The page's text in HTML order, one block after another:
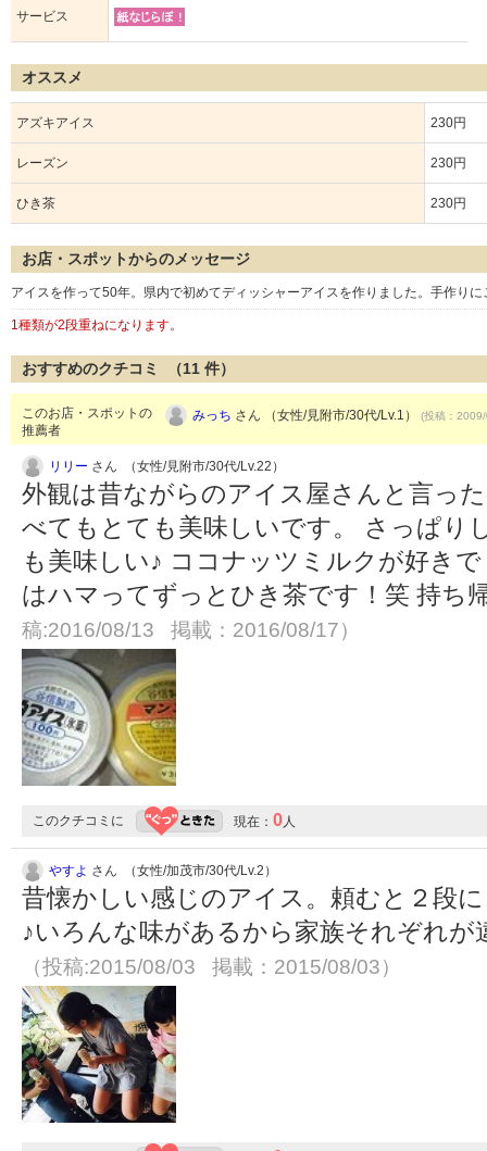
サービス
オススメ
アズキアイス 230円
レーズン 230円
ひき茶 230円
お店・スポットからのメッセージ
アイスを作って50年。県内で初めてディッシャーアイスを作りました。手作り
1種類が2段重ねになります。
おすすめのクチコミ （11 件）
このお店・スポットの
推薦者
みっち さん （女性/見附市/30代/Lv.1） (投稿：
リリー さん （女性/見附市/30代/Lv.22）
外観は昔ながらのアイス屋さんと言っ
べてもとても美味しいです。 さっぱり
も美味しい♪ ココナッツミルクが好き
はハマってずっとひき茶です！笑 持ち
稿:2016/08/13 掲載：2016/08/17）
このクチコミに 現在： 0人
やすよ さん （女性/加茂市/30代/Lv.2）
昔懐かしい感じのアイス。頼むと２段
♪いろんな味があるから家族それぞれ
（投稿:2015/08/03 掲載：2015/08/03）